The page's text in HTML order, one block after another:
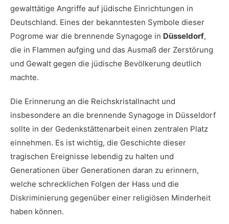
gewalttätige ​Angriffe⁢ auf jüdische Einrichtungen ⁢in
Deutschland. Eines der ⁣bekanntesten Symbole dieser
Pogrome war die brennende Synagoge in Düsseldorf,
die in Flammen aufging⁤ und ‌das ⁣Ausmaß der Zerstörung
und Gewalt gegen die jüdische Bevölkerung deutlich
machte.
Die Erinnerung ⁣an ‌die Reichskristallnacht und
insbesondere an die brennende Synagoge in Düsseldorf ​
sollte in ⁢der Gedenkstättenarbeit einen zentralen ‌Platz
einnehmen. Es ist wichtig, die ⁣Geschichte dieser
tragischen Ereignisse lebendig zu halten und
Generationen über‍ Generationen daran zu erinnern,‍
welche schrecklichen Folgen der Hass und die
Diskriminierung ‍gegenüber einer religiösen Minderheit
haben können.